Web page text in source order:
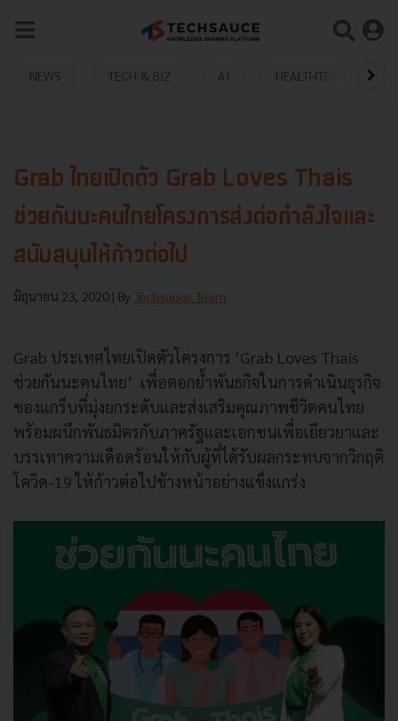
NEWS TECH & BIZ AI HEALTHTECH
Grab ไทยเปิดตัว Grab Loves Thais
ช่วยกันนะคนไทยโครงการส่งต่อกำลังใจและ
สนับสนุนให้ก้าวต่อไป
มิถุนายน 23, 2020 | By Techsauce Team
Grab ประเทศไทยเปิดตัวโครงการ ‘Grab Loves Thais
ช่วยกันนะคนไทย’ เพื่อตอกย้ำพันธกิจในการดำเนินธุรกิจ
ของแกร็บที่มุ่งยกระดับและส่งเสริมคุณภาพชีวิตคนไทย
พร้อมผนึกพันธมิตรกับภาครัฐและเอกชนเพื่อเยียวยาและ
บรรเทาความเดือดร้อนให้กับผู้ที่ได้รับผลกระทบจากวิกฤติ
โควิด-19 ให้ก้าวต่อไปข้างหน้าอย่างแข็งแกร่ง